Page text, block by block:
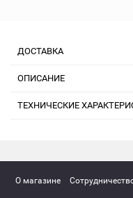
ДОСТАВКА
ОПИСАНИЕ
ТЕХНИЧЕСКИЕ
О магазине